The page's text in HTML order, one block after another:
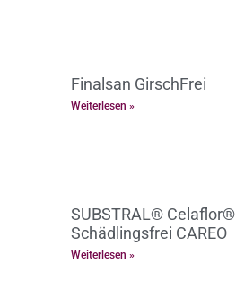
Finalsan GirschFrei
Weiterlesen »
SUBSTRAL® Celaflor®
Schädlingsfrei CAREO
Weiterlesen »